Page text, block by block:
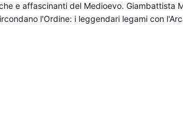
e affascinanti del Medioevo. Giambattista
l'Ordine: i leggendari legami con